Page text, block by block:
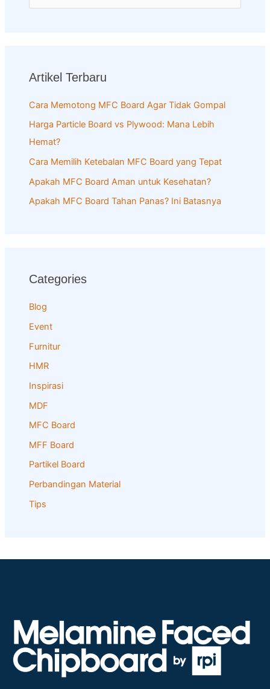
h
f
o
r
Artikel Terbaru
Cara Memotong MFC Board Agar Tidak Gompal
Harga Particle Board vs Plywood: Mana Lebih
Hemat?
Cara Memilih Ketebalan MFC Board yang Tepat
Apakah MFC Board Aman untuk Kesehatan?
Apakah MFC Board Tahan Panas? Ini Batasnya
Categories
Blog
Event
Furnitur
HMR
Inspirasi
MDF
MFC Board
MFF Board
Partikel Board
Perbandingan Material
Tips